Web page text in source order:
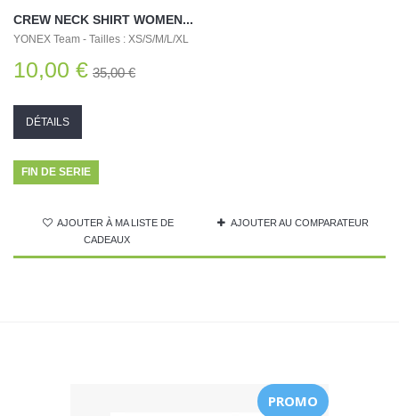
CREW NECK SHIRT WOMEN...
YONEX Team - Tailles : XS/S/M/L/XL
10,00 € 35,00 €
DÉTAILS
FIN DE SERIE
AJOUTER À MA LISTE DE
CADEAUX
AJOUTER AU COMPARATEUR
PROMO